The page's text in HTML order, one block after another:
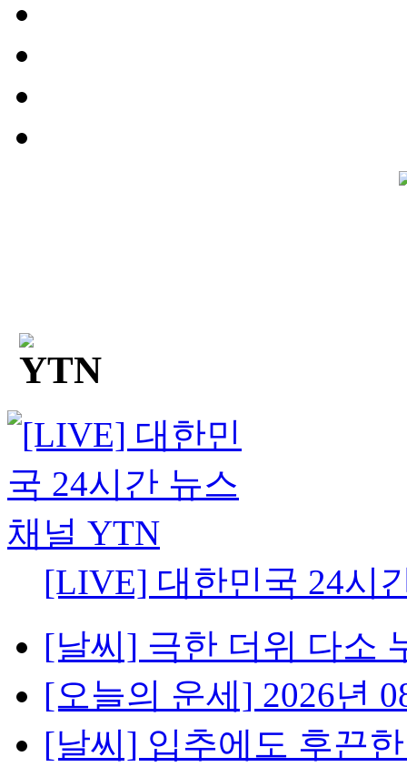
[LIVE] 대한민국 24시
[날씨] 극한 더위 다소
[오늘의 운세] 2026년
[날씨] 입추에도 후끈